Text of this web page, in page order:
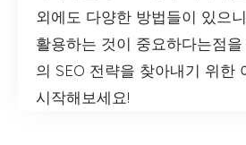
외에도 다양한 방법들이 있으
활용하는 것이 중요하다는점
의 SEO 전략을 찾아내기 위한
시작해보세요!